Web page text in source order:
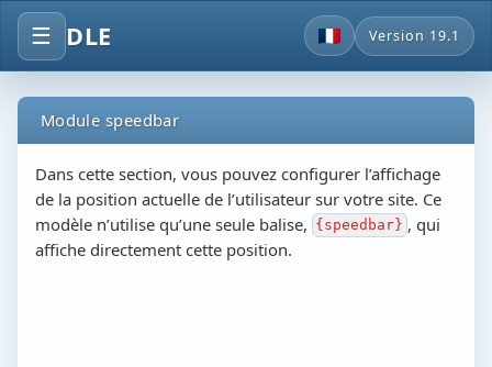
☰ DLE Version 19.1
Module speedbar
Dans cette section, vous pouvez configurer l’affichage
de la position actuelle de l’utilisateur sur votre site. Ce
modèle n’utilise qu’une seule balise, {speedbar} , qui
affiche directement cette position.